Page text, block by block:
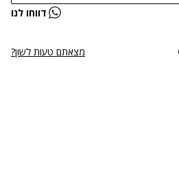
דווחו לנו
מצאתם טעות לשון?